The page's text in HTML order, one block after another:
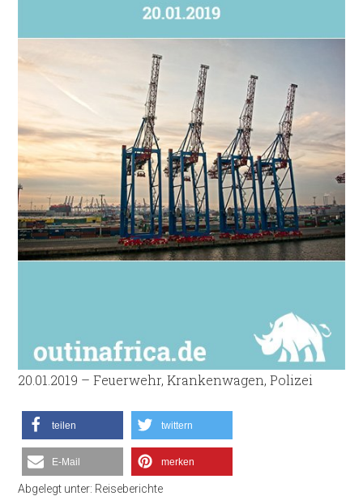
20.01.2019 – Feuerwehr, Krankenwagen, Polizei
teilen twittern
E-Mail merken
Abgelegt unter: Reiseberichte